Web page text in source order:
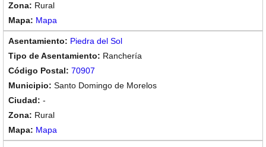
Rural
Mapa
Piedra del Sol
Ranchería
70907
Santo Domingo de Morelos
-
Rural
Mapa